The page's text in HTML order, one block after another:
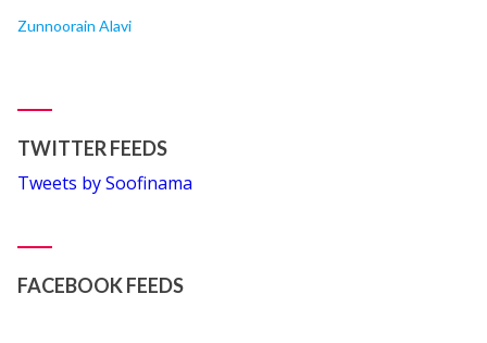
Zunnoorain Alavi
TWITTER FEEDS
Tweets by Soofinama
FACEBOOK FEEDS